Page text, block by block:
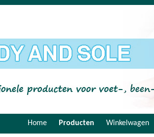
Home Producten Winkelwagen